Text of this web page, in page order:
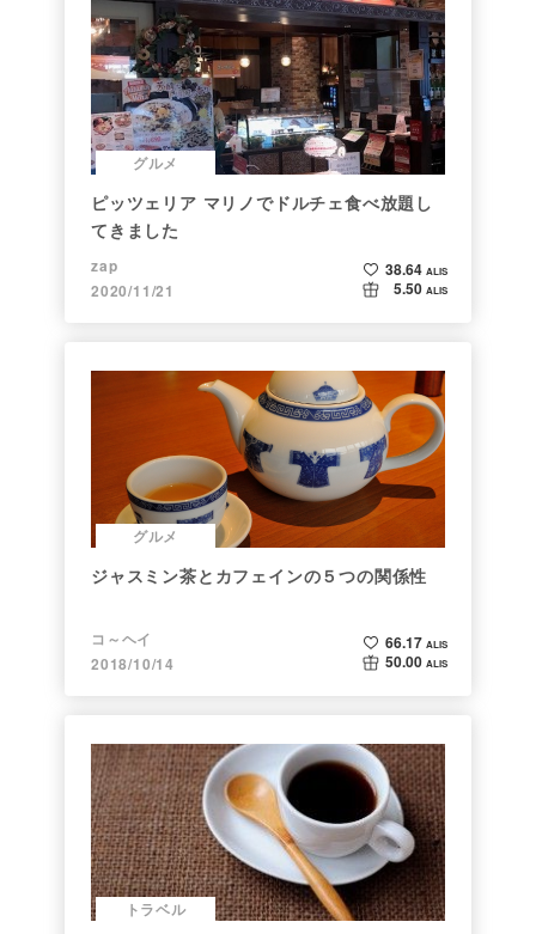
グルメ
ピッツェリア マリノでドルチェ食べ放題し
てきました
zap
2020/11/21
38.64 ALIS
5.50 ALIS
グルメ
ジャスミン茶とカフェインの５つの関係性
コ～ヘイ
2018/10/14
66.17 ALIS
50.00 ALIS
トラベル